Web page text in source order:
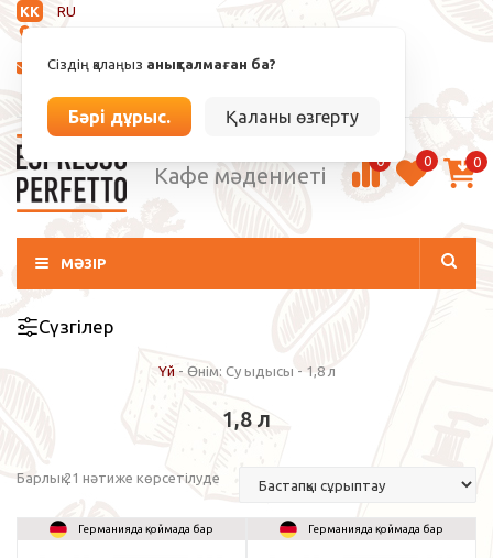
KK
RU
Сіздің қалаңыз анықталмаған ба?
Бәрі дұрыс. Қаланы өзгерту
info@espressoperfetto.kz
Кафе мәдениеті
0 0 0
МӘЗІР
Сүзгілер
Үй- Өнім: Су ыдысы - 1,8 л
1,8 л
Барлық 21 нәтиже көрсетілуде
Германияда қоймада бар Германияда қоймада бар